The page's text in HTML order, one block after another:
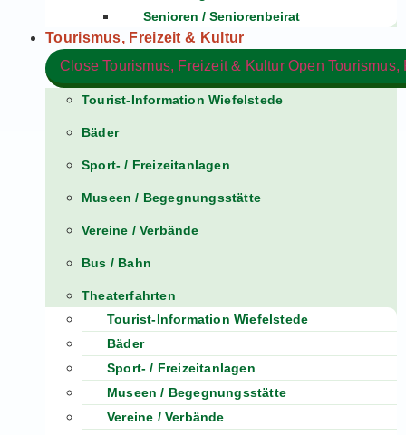
Senioren / Seniorenbeirat
Tourismus, Freizeit & Kultur
Close Tourismus, Freizeit & Kultur Open Tourismus,
Tourist-Information Wiefelstede
Bäder
Sport- / Freizeitanlagen
Museen / Begegnungsstätte
Vereine / Verbände
Bus / Bahn
Theaterfahrten
Tourist-Information Wiefelstede
Bäder
Sport- / Freizeitanlagen
Museen / Begegnungsstätte
Vereine / Verbände